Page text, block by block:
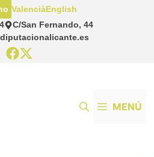
C/San Fernando, 44
ValenciàEnglish
MENÚ